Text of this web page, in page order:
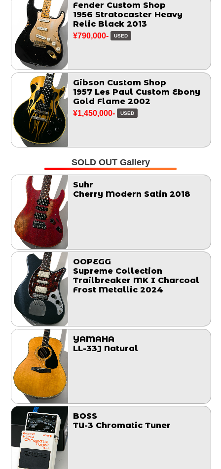
Fender Custom Shop
1956 Stratocaster Heavy
Relic Black 2013
¥790,000- USED
Gibson Custom Shop
1957 Les Paul Custom Ebony
Gold Flame 2002
¥1,450,000- USED
SOLD OUT Gallery
Suhr
Cherry Modern Satin 2018
OOPEGG
Supreme Collection
Trailbreaker MK I Charcoal
Frost Metallic 2024
YAMAHA
LL-33J Natural
BOSS
TU-3 Chromatic Tuner